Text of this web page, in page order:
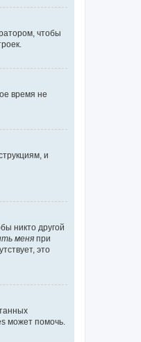
чтобы
время не
и
никто другой
меня при
это
может помочь.